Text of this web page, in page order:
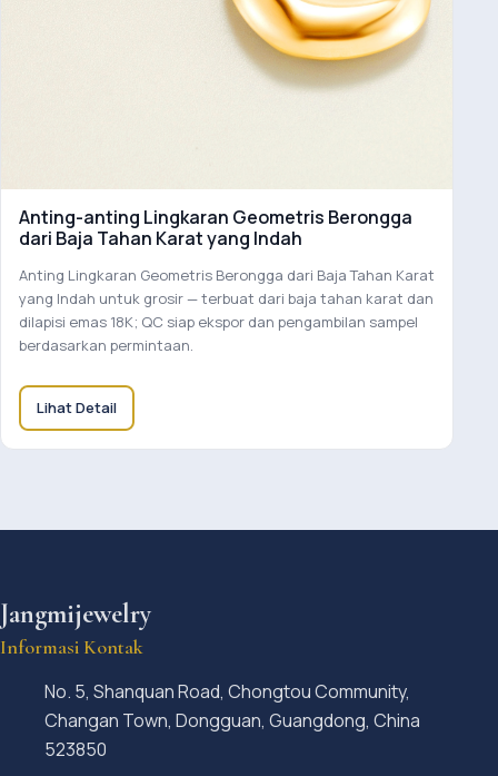
Anting-anting Lingkaran Geometris Berongga
dari Baja Tahan Karat yang Indah
Anting Lingkaran Geometris Berongga dari Baja Tahan Karat
yang Indah untuk grosir — terbuat dari baja tahan karat dan
dilapisi emas 18K; QC siap ekspor dan pengambilan sampel
berdasarkan permintaan.
Lihat Detail
Jangmijewelry
Informasi Kontak
No. 5, Shanquan Road, Chongtou Community,
Changan Town, Dongguan, Guangdong, China
523850